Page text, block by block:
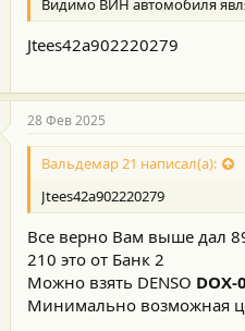
Видимо ВИН автомобиля
Jtees42a902220279
28 Фев 2025
Вальдемар 21 написал(а):
Jtees42a902220279
Все верно Вам выше дал
210 это от Банк 2
Можно взять DENSO DOX-
Минимально возможная